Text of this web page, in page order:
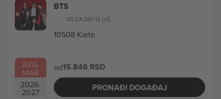
AVG-
MAR
2026-
2027
BTS
US,CA,SG+12 još
10508 Karte
od15.846 RSD
PRONAĐI DOGAĐAJ